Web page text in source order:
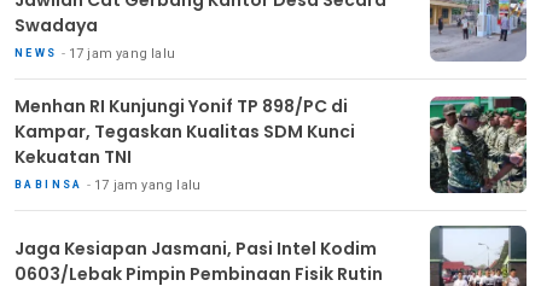
Swadaya
NEWS 17 jam yang lalu
Menhan RI Kunjungi Yonif TP 898/PC di
Kampar, Tegaskan Kualitas SDM Kunci
Kekuatan TNI
BABINSA 17 jam yang lalu
Jaga Kesiapan Jasmani, Pasi Intel Kodim
0603/Lebak Pimpin Pembinaan Fisik Rutin